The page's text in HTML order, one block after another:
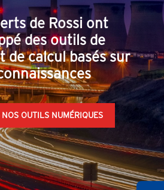
de Rossi ont
des outils de
de calcul basés sur
OUTILS NUMÉRIQUES